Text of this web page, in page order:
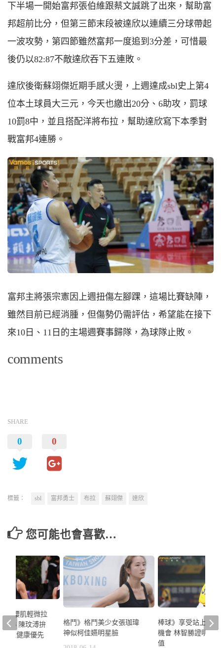
下半場一開始富邦張伯維跟蔡文誠跳了出來，幫助富
邦超前比分，但第三節末段被達欣以連續三分球帶起
一波攻勢，第四節雖然富邦一度追到3分差，可惜最
後仍以82:87不敵達欣吞下五連敗。
達欣後衛蘇翊傑近期手感火燙，上週達成sbl史上第4
位本土球員大三元，今天也繳出20分、6助攻，罰球
10罰8中，並且搭配洋將布拉，幫助達欣寫下本季對
戰富邦4連勝。
富邦主將張宗憲因上週扭傷左腳踝，這場比賽缺陣，
雖然目前已經消腫，但傷勢仍需評估，希望能在接下
來10日、11日的主場週賽事歸隊，為球隊止敗。
comments
SHARE
0 0
標籤： sbl 富邦勇士 布拉 蘇翊傑 達欣
您可能也會喜歡…
格鬥》格鬥美少女張珈瑋
神似柯佳嬿明星臉
棒球》享受站上打
機會 林智勝證明自
值
髂腰肌輕微拉
秒33 陳玟溥拚
重視健康優先